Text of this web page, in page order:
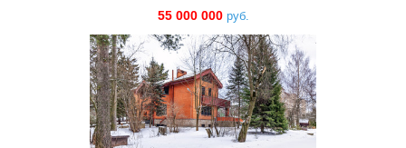
55 000 000руб.